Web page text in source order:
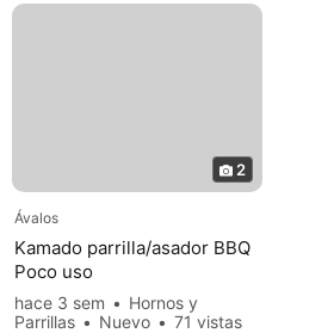
2
Ávalos
Kamado parrilla/asador BBQ
Poco uso
hace 3 sem
Hornos y
Parrillas
Nuevo 71 vistas